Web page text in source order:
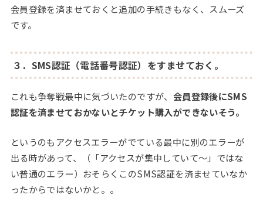
会員登録を済ませておくと追加の手続きもなく、スムーズ
です。
３．SMS認証（電話番号認証）をすませておく。
これも争奪戦最中に気づいたのですが、 会員登録後にSMS
認証を済ませておかないとチケット購入ができないそう。
というのもアクセスエラーがでている最中に別のエラーが
出る時があって、（「アクセスが集中していて～」ではな
い普通のエラー）おそらくこのSMS認証を済ませていなか
ったからではないかと。。